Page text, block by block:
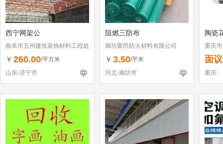
西宁网架公
曲阜市五州建筑装饰材料工程处
￥ 260.00/平方米
山东-济宁市
阻燃三防布
廊坊聚昂防火材料有限公司
￥ 3.50/平米
河北-廊坊市
陶瓷
重庆
面议
重庆